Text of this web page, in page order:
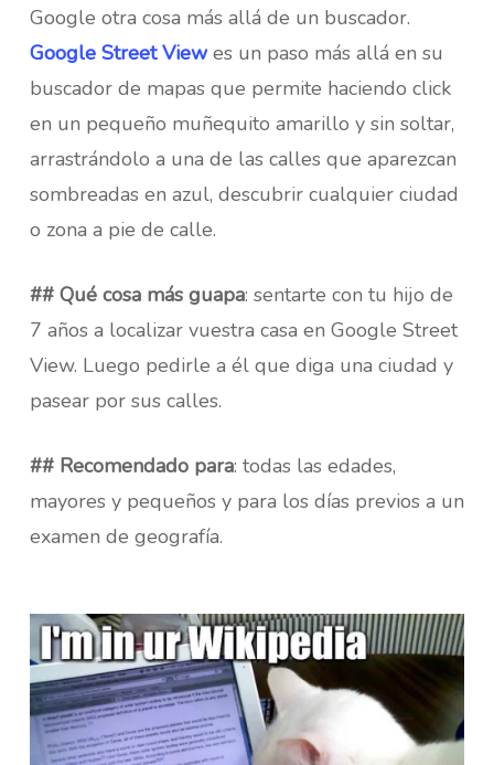
Google otra cosa más allá de un buscador.
Google Street Viewes un paso más allá en su
buscador de mapas que permite haciendo click
en un pequeño muñequito amarillo y sin soltar,
arrastrándolo a una de las calles que aparezcan
sombreadas en azul, descubrir cualquier ciudad
o zona a pie de calle.
## Qué cosa más guapa: sentarte con tu hijo de
7 años a localizar vuestra casa en Google Street
View. Luego pedirle a él que diga una ciudad y
pasear por sus calles.
## Recomendado para: todas las edades,
mayores y pequeños y para los días previos a un
examen de geografía.